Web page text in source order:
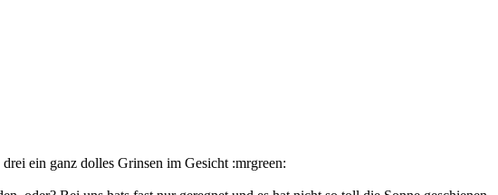
ein ganz dolles Grinsen im Gesicht :mrgreen: